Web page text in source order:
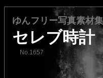
ゆんフリー写真素材集
セレブ時計
No.1657